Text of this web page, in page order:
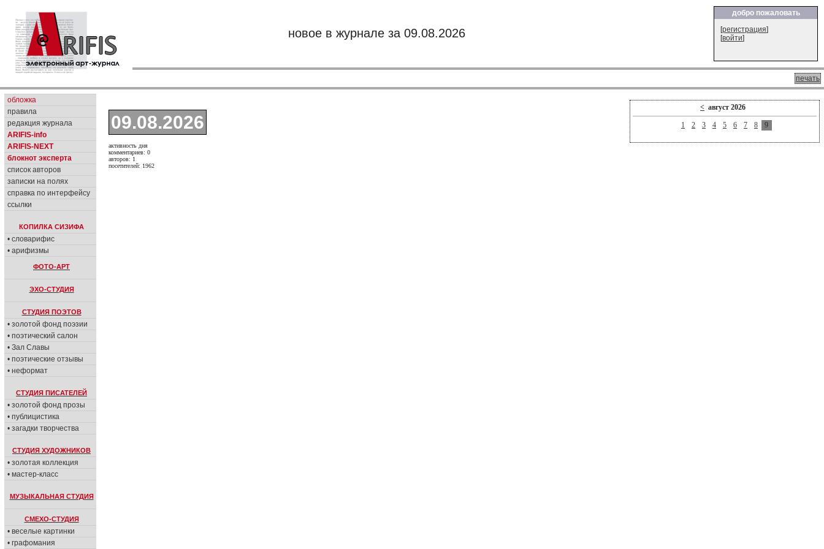
новое в журнале за 09.08.2026
добро пожаловать
[регистрация]
[войти]
печать
обложка
правила
редакция журнала
ARIFIS-info
ARIFIS-NEXT
блокнот эксперта
список авторов
записки на полях
справка по интерфейсу
ссылки
КОПИЛКА СИЗИФА
• словарифис
• арифизмы
ФОТО-АРТ
ЭХО-СТУДИЯ
СТУДИЯ ПОЭТОВ
• золотой фонд поэзии
• поэтический салон
• Зал Славы
• поэтические отзывы
• неформат
СТУДИЯ ПИСАТЕЛЕЙ
• золотой фонд прозы
• публицистика
• загадки творчества
СТУДИЯ ХУДОЖНИКОВ
• золотая коллекция
• мастер-класс
МУЗЫКАЛЬНАЯ СТУДИЯ
СМЕХО-СТУДИЯ
• веселые картинки
• графомания
< август 2026
1 2 3 4 5 6 7 8 9
09.08.2026
активность дня
комментариев: 0
авторов: 1
посетителей: 1962